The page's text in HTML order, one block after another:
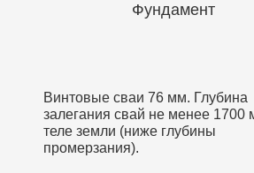
Фундамент
Винтовые сваи 76 мм. Глубина
залегания свай не менее 1700
теле земли (ниже глубины
промерзания).